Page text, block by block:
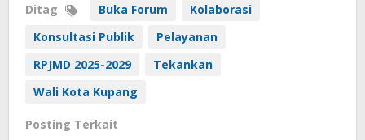
Ditag Buka Forum
Kolaborasi
Konsultasi Publik
Pelayanan
RPJMD 2025-2029
Tekankan
Wali Kota Kupang
Posting Terkait